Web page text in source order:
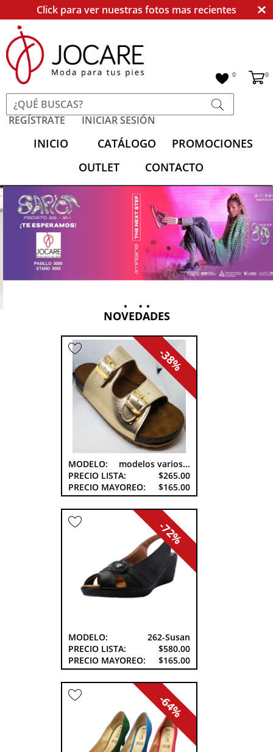
Click para ver nuestras fotos mas recientes
REGÍSTRATE INICIAR SESIÓN
0 0
INICIO CATÁLOGO
PROMOCIONES
OUTLET
CONTACTO
NOVEDADES
-38%
MODELO:
modelos varios...
PRECIO LISTA:
$265.00
PRECIO MAYOREO:
$165.00
-72%
MODELO:
262-Susan
PRECIO LISTA:
$580.00
PRECIO MAYOREO:
$165.00
-64%